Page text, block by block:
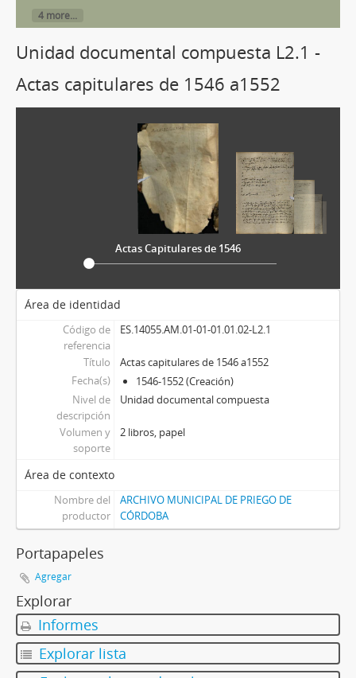
4 more...
Unidad documental compuesta L2.1 -
Actas capitulares de 1546 a1552
Actas Capitulares de 1546
Área de identidad
Código de
referencia
ES.14055.AM.01-01-01.01.02-L2.1
Título
Actas capitulares de 1546 a1552
Fecha(s)
1546-1552 (Creación)
Nivel de
descripción
Unidad documental compuesta
Volumen y
soporte
2 libros, papel
Área de contexto
Nombre del
productor
ARCHIVO MUNICIPAL DE PRIEGO DE
CÓRDOBA
Portapapeles
Agregar
Explorar
Informes
Explorar lista